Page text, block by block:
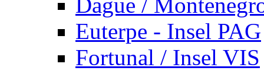
Euterpe - Insel PAG
Fortunal / Insel VIS